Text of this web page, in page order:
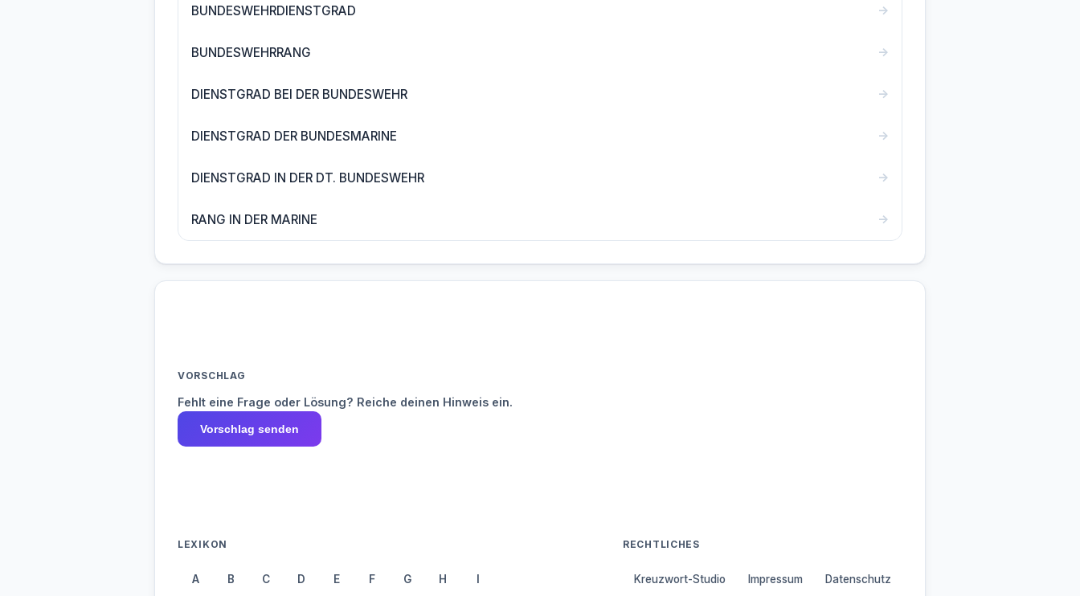
BUNDESWEHRDIENSTGRAD →
BUNDESWEHRRANG →
DIENSTGRAD BEI DER BUNDESWEHR →
DIENSTGRAD DER BUNDESMARINE →
DIENSTGRAD IN DER DT. BUNDESWEHR →
RANG IN DER MARINE →
VORSCHLAG
Fehlt eine Frage oder Lösung? Reiche deinen Hinweis ein.
Vorschlag senden
LEXIKON
A B C D E F G H I
RECHTLICHES
Kreuzwort-Studio Impressum Datenschutz